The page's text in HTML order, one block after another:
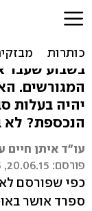
זיקה,
בשבוע שעבר
המגורשים.
יהיה בעלות
הנכספת? לא
עו"ד איתן חיים
פורסם: 20.06.15, 10:25
כפי שפורסם
ספרד אושר